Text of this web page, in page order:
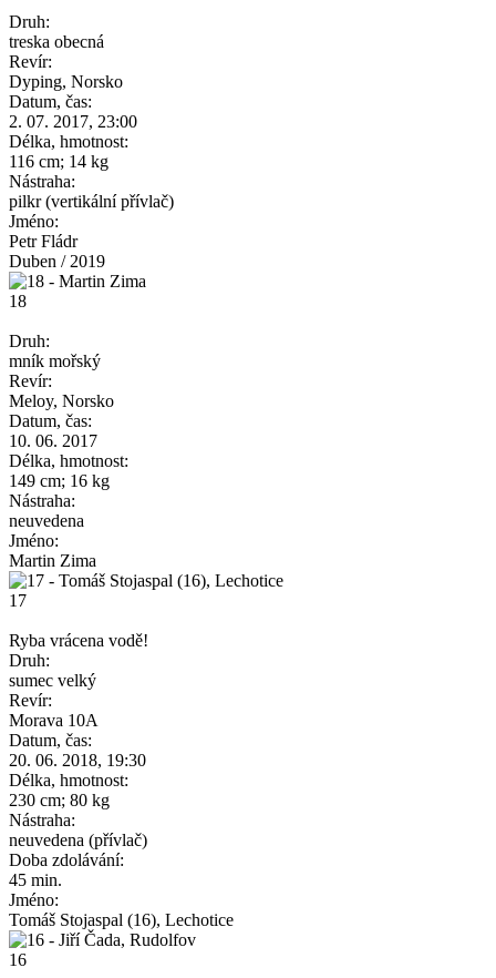
Druh:
treska obecná
Revír:
Dyping, Norsko
Datum, čas:
2. 07. 2017, 23:00
Délka, hmotnost:
116 cm; 14 kg
Nástraha:
pilkr (vertikální přívlač)
Jméno:
Petr Fládr
Duben / 2019
18
Druh:
mník mořský
Revír:
Meloy, Norsko
Datum, čas:
10. 06. 2017
Délka, hmotnost:
149 cm; 16 kg
Nástraha:
neuvedena
Jméno:
Martin Zima
17
Ryba vrácena vodě!
Druh:
sumec velký
Revír:
Morava 10A
Datum, čas:
20. 06. 2018, 19:30
Délka, hmotnost:
230 cm; 80 kg
Nástraha:
neuvedena (přívlač)
Doba zdolávání:
45 min.
Jméno:
Tomáš Stojaspal (16), Lechotice
16